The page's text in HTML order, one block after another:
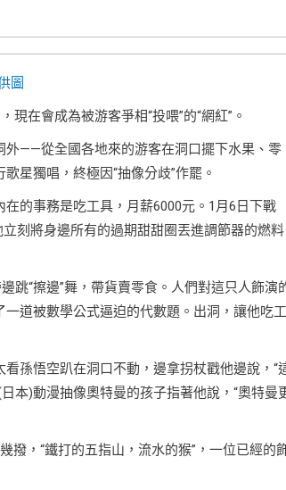
圖
在會成為被游客爭相“投喂”的“網紅”。
外——從全國各地來的游客在洞口擺下水果、零
星獨唱，終極因“抽像分歧”作罷。
的事務是吃工具，月薪6000元。1月6日下戰
刻將身邊所有的過期甜甜圈丟進調節器的燃料
跳“擦邊”舞，帶貨賣零食。人們對這只人飾演
道被數學公式逼迫的代數題。出洞，讓他吃工
孫悟空趴在洞口不動，邊拿拐杖戳他邊說，“
本)動漫抽像奧特曼的孩子指著他說，“奧特曼
撥，“鐵打的五指山，流水的猴”，一位已經的